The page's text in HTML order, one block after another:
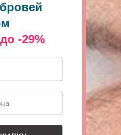
-29%